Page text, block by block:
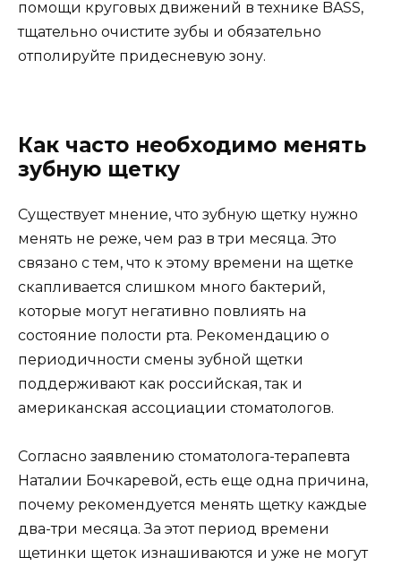
помощи круговых движений в технике BASS,
тщательно очистите зубы и обязательно
отполируйте придесневую зону.
Как часто необходимо менять
зубную щетку
Существует мнение, что зубную щетку нужно
менять не реже, чем раз в три месяца. Это
связано с тем, что к этому времени на щетке
скапливается слишком много бактерий,
которые могут негативно повлиять на
состояние полости рта. Рекомендацию о
периодичности смены зубной щетки
поддерживают как российская, так и
американская ассоциации стоматологов.
Согласно заявлению стоматолога-терапевта
Наталии Бочкаревой, есть еще одна причина,
почему рекомендуется менять щетку каждые
два-три месяца. За этот период времени
щетинки щеток изнашиваются и уже не могут